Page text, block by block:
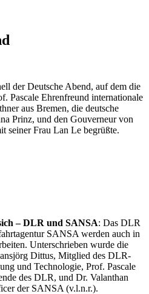
der Deutsche Abend, auf dem die
Pascale Ehrenfreund internationale
aus Bremen, die deutsche
Prinz, und den Gouverneur von
seiner Frau Lan Le begrüßte.
– DLR und SANSA: Das DLR
SANSA werden auch in
Unterschrieben wurde die
Dittus, Mitglied des DLR-
und Technologie, Prof. Pascale
des DLR, und Dr. Valanthan
der SANSA (v.l.n.r.).